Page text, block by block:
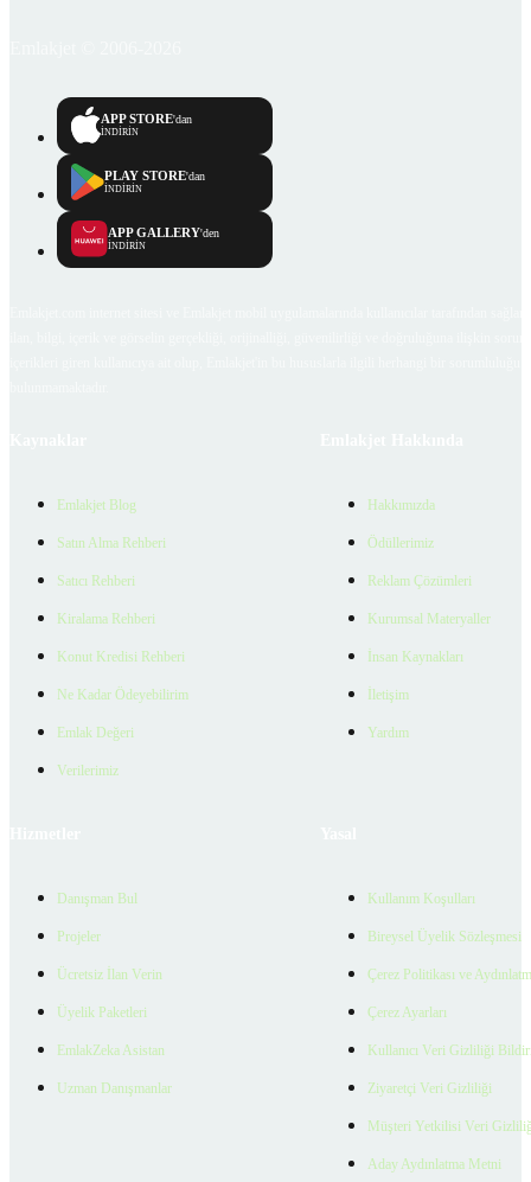
APP STORE'dan
İNDİRİN
PLAY STORE'dan
İNDİRİN
APP GALLERY'den
İNDİRİN
Emlakjet Blog
Satın Alma Rehberi
Satıcı Rehberi
Kiralama Rehberi
Konut Kredisi Rehberi
Ne Kadar Ödeyebilirim
Emlak Değeri
Verilerimiz
Hakkımızda
Ödüllerimiz
Reklam Çözümleri
Kurumsal Materyaller
İnsan Kaynakları
İletişim
Yardım
Danışman Bul
Projeler
Ücretsiz İlan Verin
Üyelik Paketleri
EmlakZeka Asistan
Uzman Danışmanlar
Kullanım Koşulları
Bireysel Üyelik Sözleşmesi
Çerez Politikası ve
Çerez Ayarları
Kullanıcı Veri Gizliliği
Ziyaretçi Veri Gizliliği
Müşteri Yetkilisi Veri
Aday Aydınlatma Metni